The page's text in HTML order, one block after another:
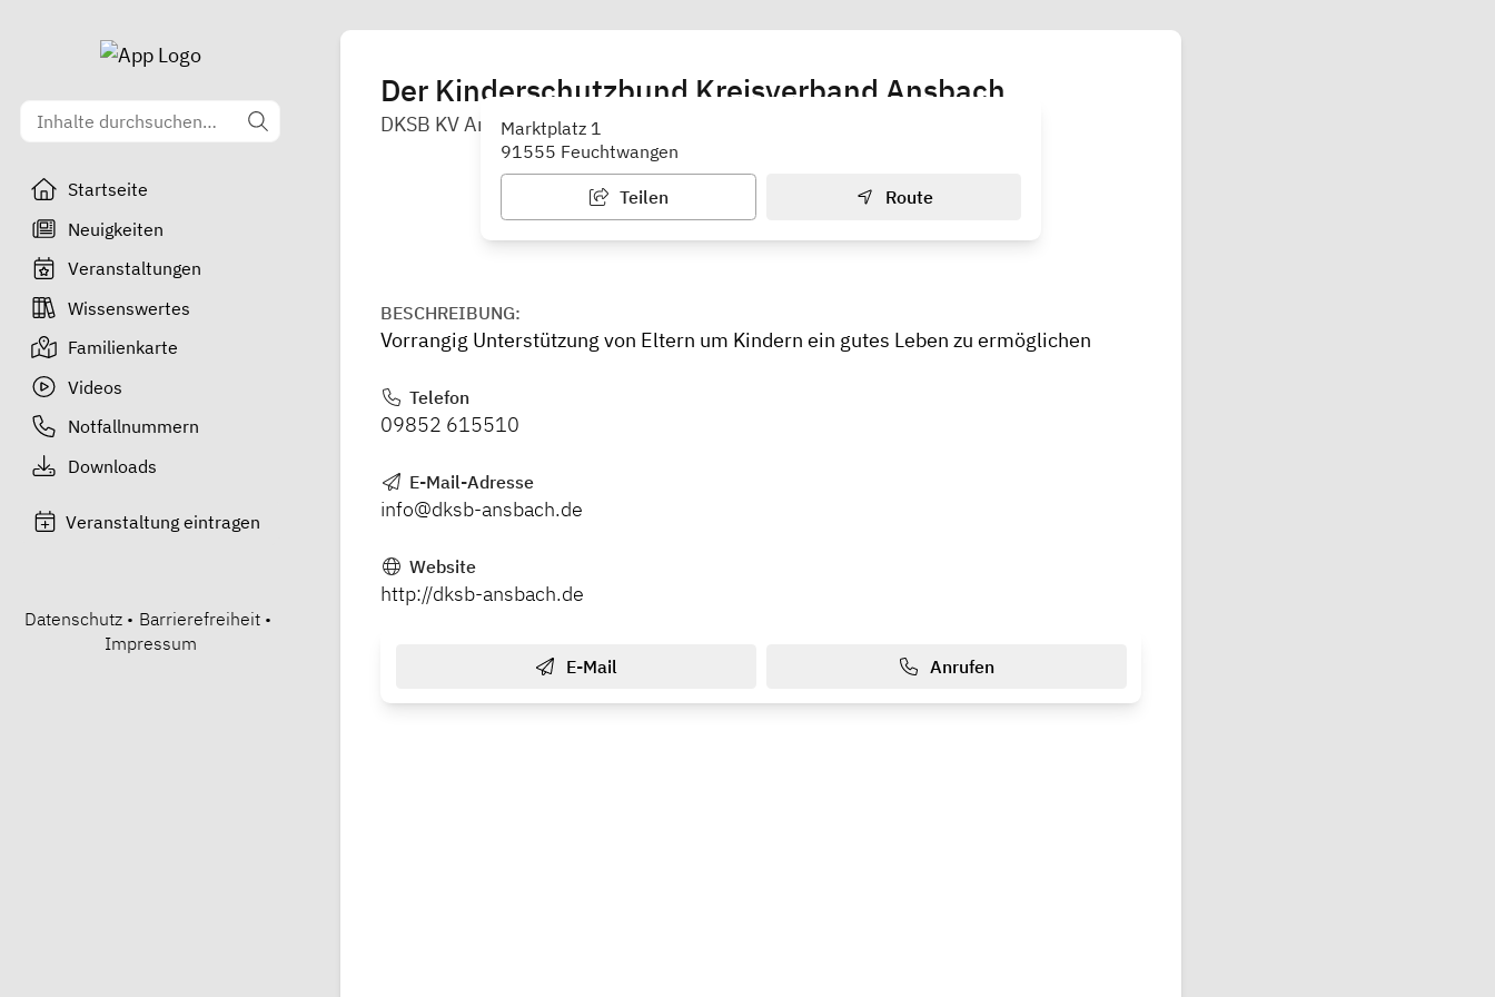
Startseite
Neuigkeiten
Veranstaltungen
Wissenswertes
Familienkarte
Videos
Notfallnummern
Downloads
Veranstaltung eintragen
Datenschutz • Barrierefreiheit •
Impressum
Der Kinderschutzbund Kreisverband Ansbach
DKSB KV AnsbachMarktplatz 1
91555 Feuchtwangen
Teilen Route
BESCHREIBUNG:
Vorrangig Unterstützung von Eltern um Kindern ein gutes Leben zu ermöglichen
Telefon
09852 615510
E-Mail-Adresse
info@dksb-ansbach.de
Website
http://dksb-ansbach.de
E-Mail Anrufen